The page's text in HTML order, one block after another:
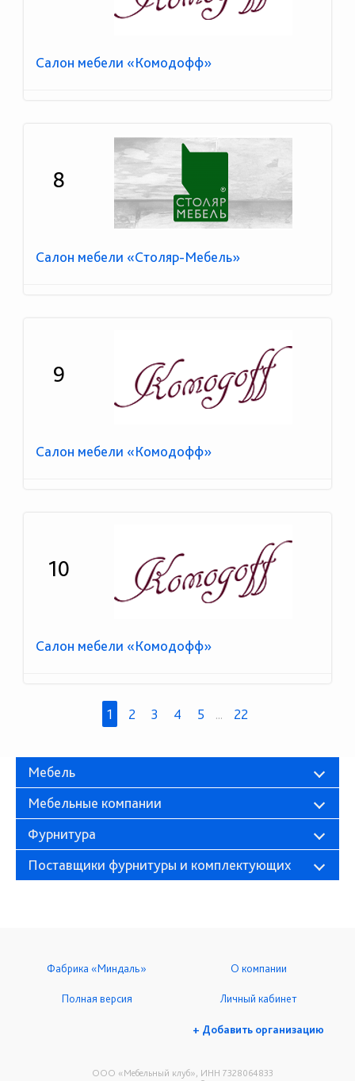
Салон мебели «Комодофф»
8
Салон мебели «Столяр-Мебель»
9
Салон мебели «Комодофф»
10
Салон мебели «Комодофф»
1 2 3 4 5 ... 22
Мебель
Мебельные компании
Фурнитура
Поставщики фурнитуры и комплектующих
ООО «Мебельный клуб», ИНН 7328064833
Фабрика «Миндаль» О компании
Полная версия Личный кабинет
+ Добавить организацию